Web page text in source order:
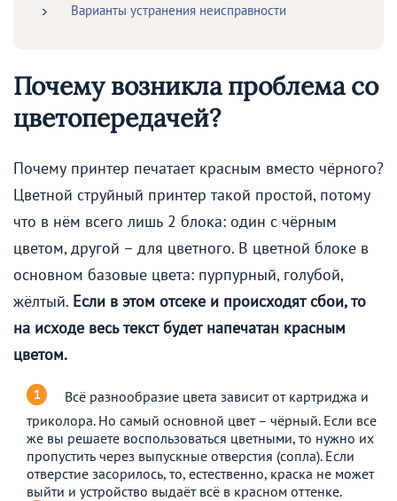
Варианты устранения неисправности
Почему возникла проблема со
цветопередачей?
Почему принтер печатает красным вместо чёрного?
Цветной струйный принтер такой простой, потому
что в нём всего лишь 2 блока: один с чёрным
цветом, другой – для цветного. В цветной блоке в
основном базовые цвета: пурпурный, голубой,
жёлтый. Если в этом отсеке и происходят сбои, то
на исходе весь текст будет напечатан красным
цветом.
Всё разнообразие цвета зависит от картриджа и
триколора. Но самый основной цвет – чёрный. Если все
же вы решаете воспользоваться цветными, то нужно их
пропустить через выпускные отверстия (сопла). Если
отверстие засорилось, то, естественно, краска не может
выйти и устройство выдаёт всё в красном оттенке.